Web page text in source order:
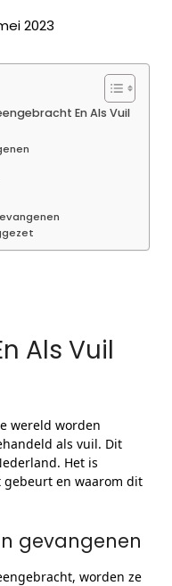
2023
En Als Vuil
Als Vuil
wereld worden
als vuil. Dit
Het is
en waarom dit
gevangenen
worden ze